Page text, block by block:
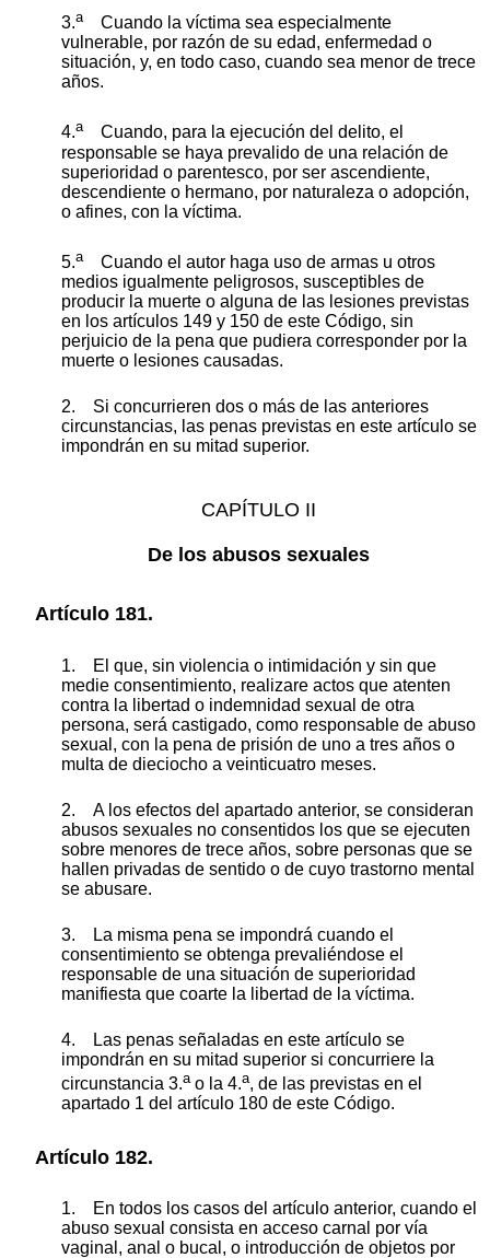
3.aCuando la víctima sea especialmente
vulnerable, por razón de su edad, enfermedad o
situación, y, en todo caso, cuando sea menor de trece
años.
4.aCuando, para la ejecución del delito, el
responsable se haya prevalido de una relación de
superioridad o parentesco, por ser ascendiente,
descendiente o hermano, por naturaleza o adopción,
o afines, con la víctima.
5.aCuando el autor haga uso de armas u otros
medios igualmente peligrosos, susceptibles de
producir la muerte o alguna de las lesiones previstas
en los artículos 149 y 150 de este Código, sin
perjuicio de la pena que pudiera corresponder por la
muerte o lesiones causadas.
2. Si concurrieren dos o más de las anteriores
circunstancias, las penas previstas en este artículo se
impondrán en su mitad superior.
CAPÍTULO II
De los abusos sexuales
Artículo 181.
1. El que, sin violencia o intimidación y sin que
medie consentimiento, realizare actos que atenten
contra la libertad o indemnidad sexual de otra
persona, será castigado, como responsable de abuso
sexual, con la pena de prisión de uno a tres años o
multa de dieciocho a veinticuatro meses.
2. A los efectos del apartado anterior, se consideran
abusos sexuales no consentidos los que se ejecuten
sobre menores de trece años, sobre personas que se
hallen privadas de sentido o de cuyo trastorno mental
se abusare.
3. La misma pena se impondrá cuando el
consentimiento se obtenga prevaliéndose el
responsable de una situación de superioridad
manifiesta que coarte la libertad de la víctima.
4. Las penas señaladas en este artículo se
impondrán en su mitad superior si concurriere la
circunstancia 3.a o la 4.a, de las previstas en el
apartado 1 del artículo 180 de este Código.
Artículo 182.
1. En todos los casos del artículo anterior, cuando el
abuso sexual consista en acceso carnal por vía
vaginal, anal o bucal, o introducción de objetos por